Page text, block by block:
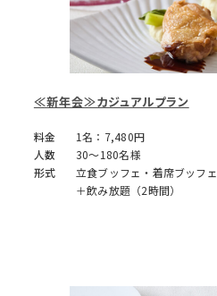
≪新年会≫カジュアルプラン
料金
1名：7,480円
人数
30～180名様
形式
立食ブッフェ・着席ブッフェ
＋飲み放題（2時間）